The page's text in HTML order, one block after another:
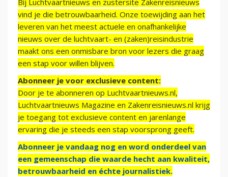
Bij Luchtvaartnieuws en zustersite Zakenreisnieuws
vind je die betrouwbaarheid. Onze toewijding aan het
leveren van het meest actuele en onafhankelijke
nieuws over de luchtvaart- en (zaken)reisindustrie
maakt ons een onmisbare bron voor lezers die graag
een stap voor willen blijven.
Abonneer je voor exclusieve content:
Door je te abonneren op Luchtvaartnieuws.nl,
Luchtvaartnieuws Magazine en Zakenreisnieuws.nl krijg
je toegang tot exclusieve content en jarenlange
ervaring die je steeds een stap voorsprong geeft.
Abonneer je vandaag nog en word onderdeel van
een gemeenschap die waarde hecht aan kwaliteit,
betrouwbaarheid en échte journalistiek.